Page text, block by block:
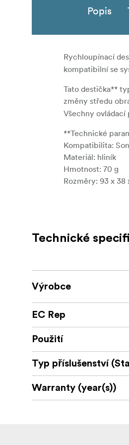
Popis
Rychloupínací
kompatibilní se
Tato destička**
změny středu
Všechny
**Technické
Kompatibilita:
Materiál: hliník
Hmotnost: 70 g
Rozměry: 93 x 38
Technické
Výrobce
EC Rep
Použití
Typ příslušenství
Warranty (year(s))